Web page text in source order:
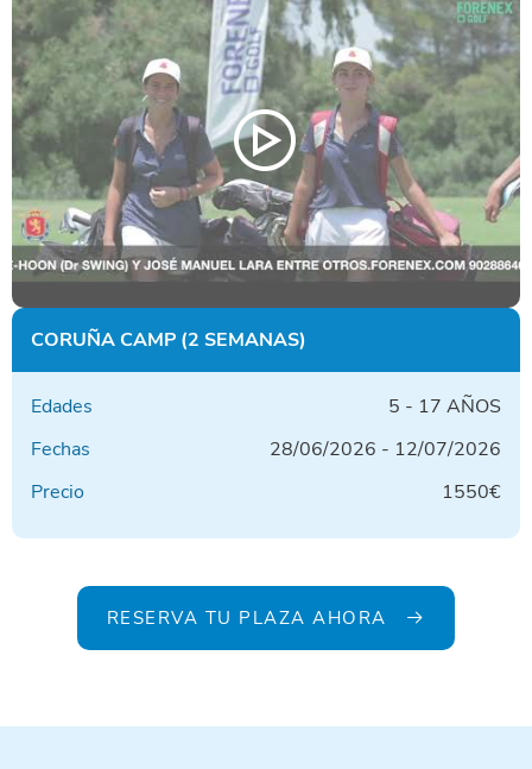
CORUÑA CAMP (2 SEMANAS)
Edades
5 - 17 AÑOS
Fechas
28/06/2026 - 12/07/2026
Precio
1550€
RESERVA TU PLAZA AHORA